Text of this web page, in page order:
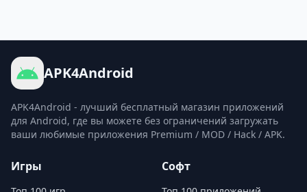
APK4Android
APK4Android - лучший бесплатный магазин приложений
для Android, где вы можете без ограничений загружать
ваши любимые приложения Premium / MOD / Hack / APK.
Игры Софт